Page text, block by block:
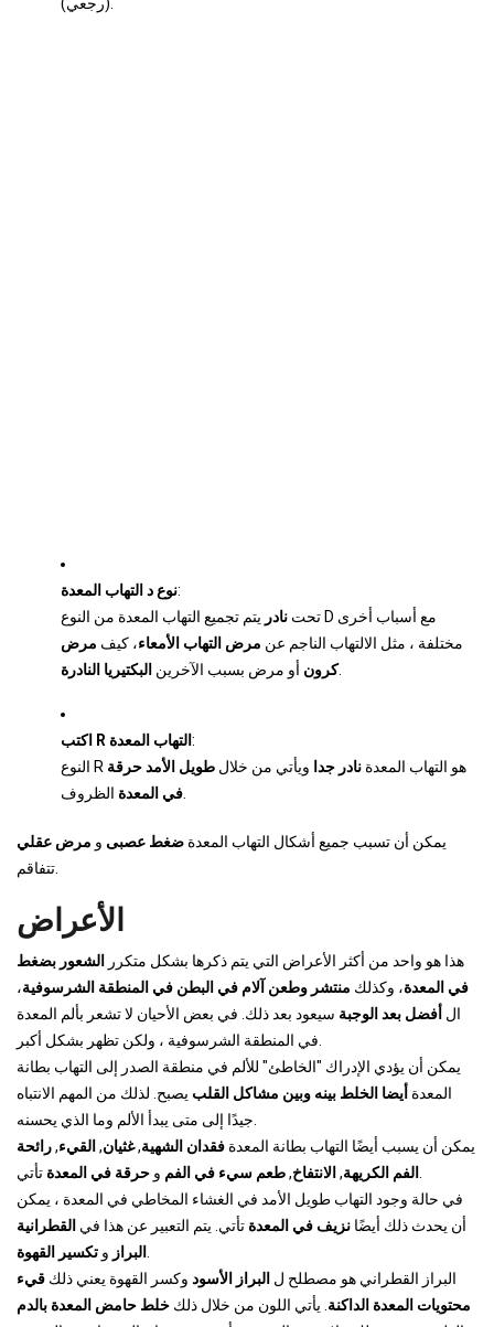
نوع د التهاب المعدة:
تحت نادر يتم تجميع التهاب المعدة من النوع D مع أسباب أخرى
مختلفة ، مثل الالتهاب الناجم عن مرض التهاب الأمعاء، كيف مرض
كرون أو مرض بسبب الآخرين البكتيريا النادرة .
اكتب R التهاب المعدة :
النوع R هو التهاب المعدة نادر جدا ويأتي من خلال طويل الأمدحرقة
في المعدة
يمكن أن تسبب جميع أشكال التهاب المعدة ضغط عصبى و مرض عقلي
الأعراض
هذا هو واحد من أكثر الأعراض التي يتم ذكرها بشكل متكرر
الشعور بضغط
في المعدة، وكذلك منتشر وطعن آلام في البطن في المنطقة الشرسوفية،
ال أفضل بعد الوجبة سيعود بعد ذلك. في بعض الأحيان لا تشعر بألم المعدة
يمكن أن يؤدي الإدراك "الخاطئ" للألم في منطقة الصدر إلى التهاب بطانة
المعدة أيضا الخلط بينه وبين مشاكل القلب يصبح. لذلك من المهم الانتباه
يمكن أن يسبب أيضًا التهاب بطانة المعدة فقدان الشهية,غثيان, القيء,رائحة
الفم الكريهة, الانتفاخ,طعم سيء في الفم و حرقة في المعدة
في حالة وجود التهاب طويل الأمد في الغشاء المخاطي في المعدة ، يمكن
أن يحدث ذلك أيضًا نزيف في المعدة تأتي. يتم التعبير عن هذا في القطرانية
البراز و تكسير القهوة
البراز القطراني هو مصطلح ل البراز الأسود وكسر القهوة يعني ذلك قيء
محتويات المعدة الداكنة . يأتي اللون من خلال ذلك خلط حامض المعدة بالدم